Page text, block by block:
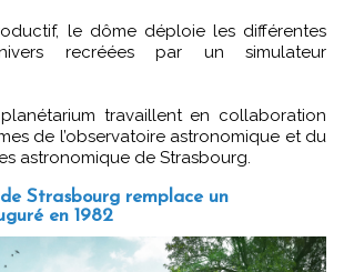
le dôme déploie les différentes
recréées par un simulateur
travaillent en collaboration
de l’observatoire astronomique et du
astronomique de Strasbourg.
Strasbourg remplace un
en 1982